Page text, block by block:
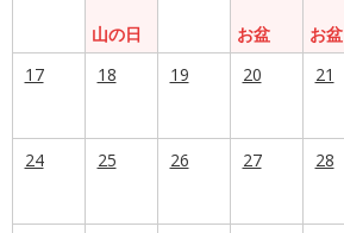
山の日
お盆
お盆
17
18 19 20 21
24 25 26 27 28